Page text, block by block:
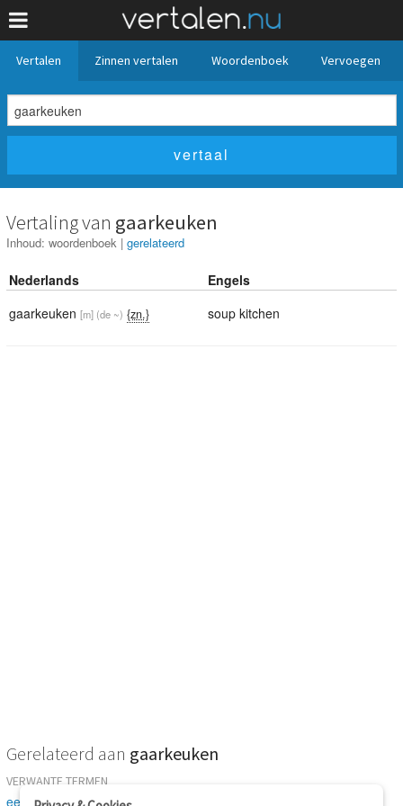
Vertalen Zinnen vertalen Woordenboek Vervoegen
Vertaling van gaarkeuken
Inhoud: woordenboek | gerelateerd
Nederlands
Engels
gaarkeuken [m] (de ~) {zn.} soup kitchen
Gerelateerd aan gaarkeuken
VERWANTE TERMEN
eethuis